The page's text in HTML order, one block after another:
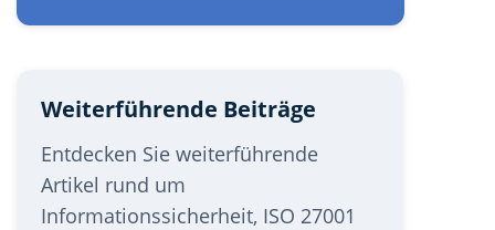
Weiterführende Beiträge
Entdecken Sie weiterführende
Artikel rund um
Informationssicherheit, ISO 27001